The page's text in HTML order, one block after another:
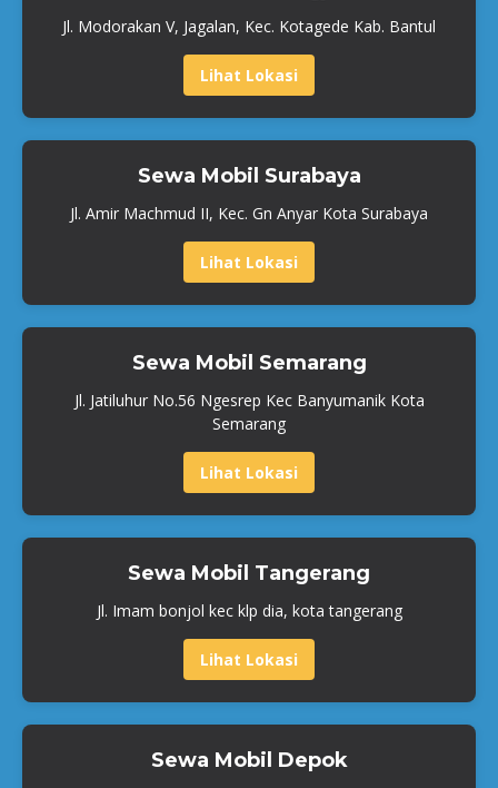
Jl. Modorakan V, Jagalan, Kec. Kotagede Kab. Bantul
Lihat Lokasi
Sewa Mobil Surabaya
Jl. Amir Machmud II, Kec. Gn Anyar Kota Surabaya
Lihat Lokasi
Sewa Mobil Semarang
Jl. Jatiluhur No.56 Ngesrep Kec Banyumanik Kota
Semarang
Lihat Lokasi
Sewa Mobil Tangerang
Jl. Imam bonjol kec klp dia, kota tangerang
Lihat Lokasi
Sewa Mobil Depok